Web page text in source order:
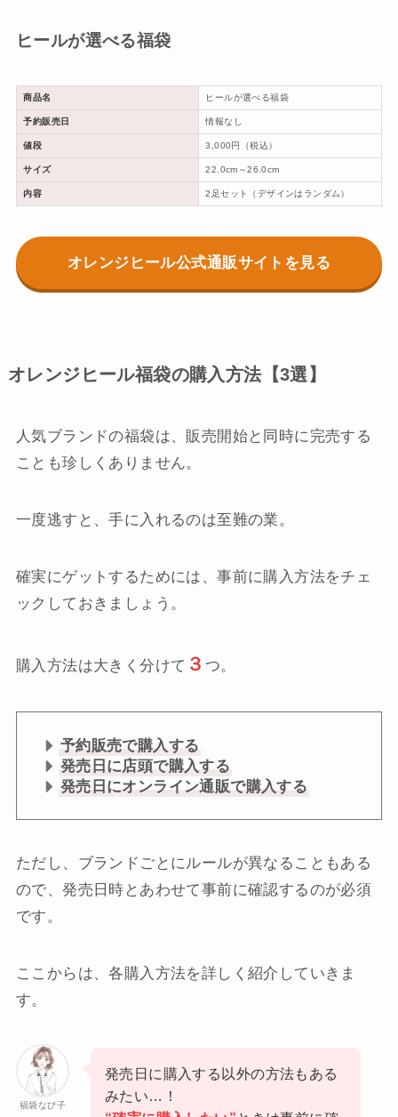
ヒールが選べる福袋
商品名 ヒールが選べる福袋
予約販売日 情報なし
値段 3,000円（税込）
サイズ 22.0cm～26.0cm
内容 2足セット（デザインはランダム）
オレンジヒール公式通販サイトを見る
オレンジヒール福袋の購入方法【3選】
人気ブランドの福袋は、販売開始と同時に完売する
ことも珍しくありません。
一度逃すと、手に入れるのは至難の業。
確実にゲットするためには、事前に購入方法をチェ
ックしておきましょう。
購入方法は大きく分けて ３ つ。
予約販売で購入する
発売日に店頭で購入する
発売日にオンライン通販で購入する
ただし、ブランドごとにルールが異なることもある
ので、発売日時とあわせて事前に確認するのが必須
です。
ここからは、各購入方法を詳しく紹介していきま
す。
福袋なび子
発売日に購入する以外の方法もある
みたい…！